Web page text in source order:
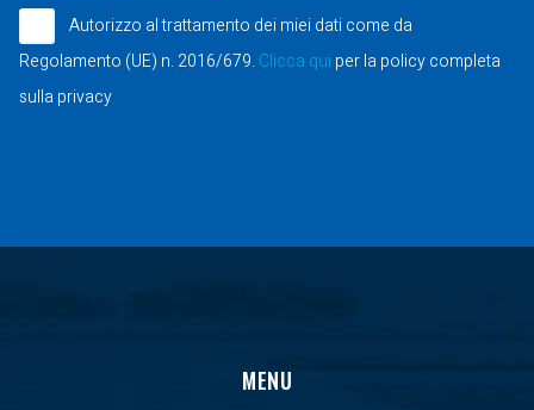
Autorizzo al trattamento dei miei dati come da
Regolamento (UE) n. 2016/679.Clicca qui per la policy completa
sulla privacy
MENU